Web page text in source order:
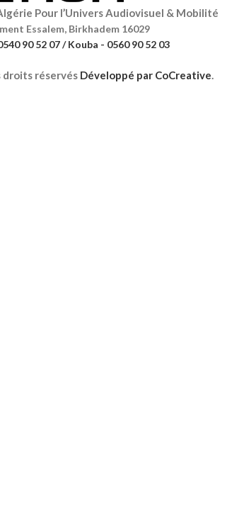
Pour l’Univers Audiovisuel & Mobilité
Essalem, Birkhadem 16029
90 52 07 / Kouba - 0560 90 52 03
droits réservés Développé par CoCreative.